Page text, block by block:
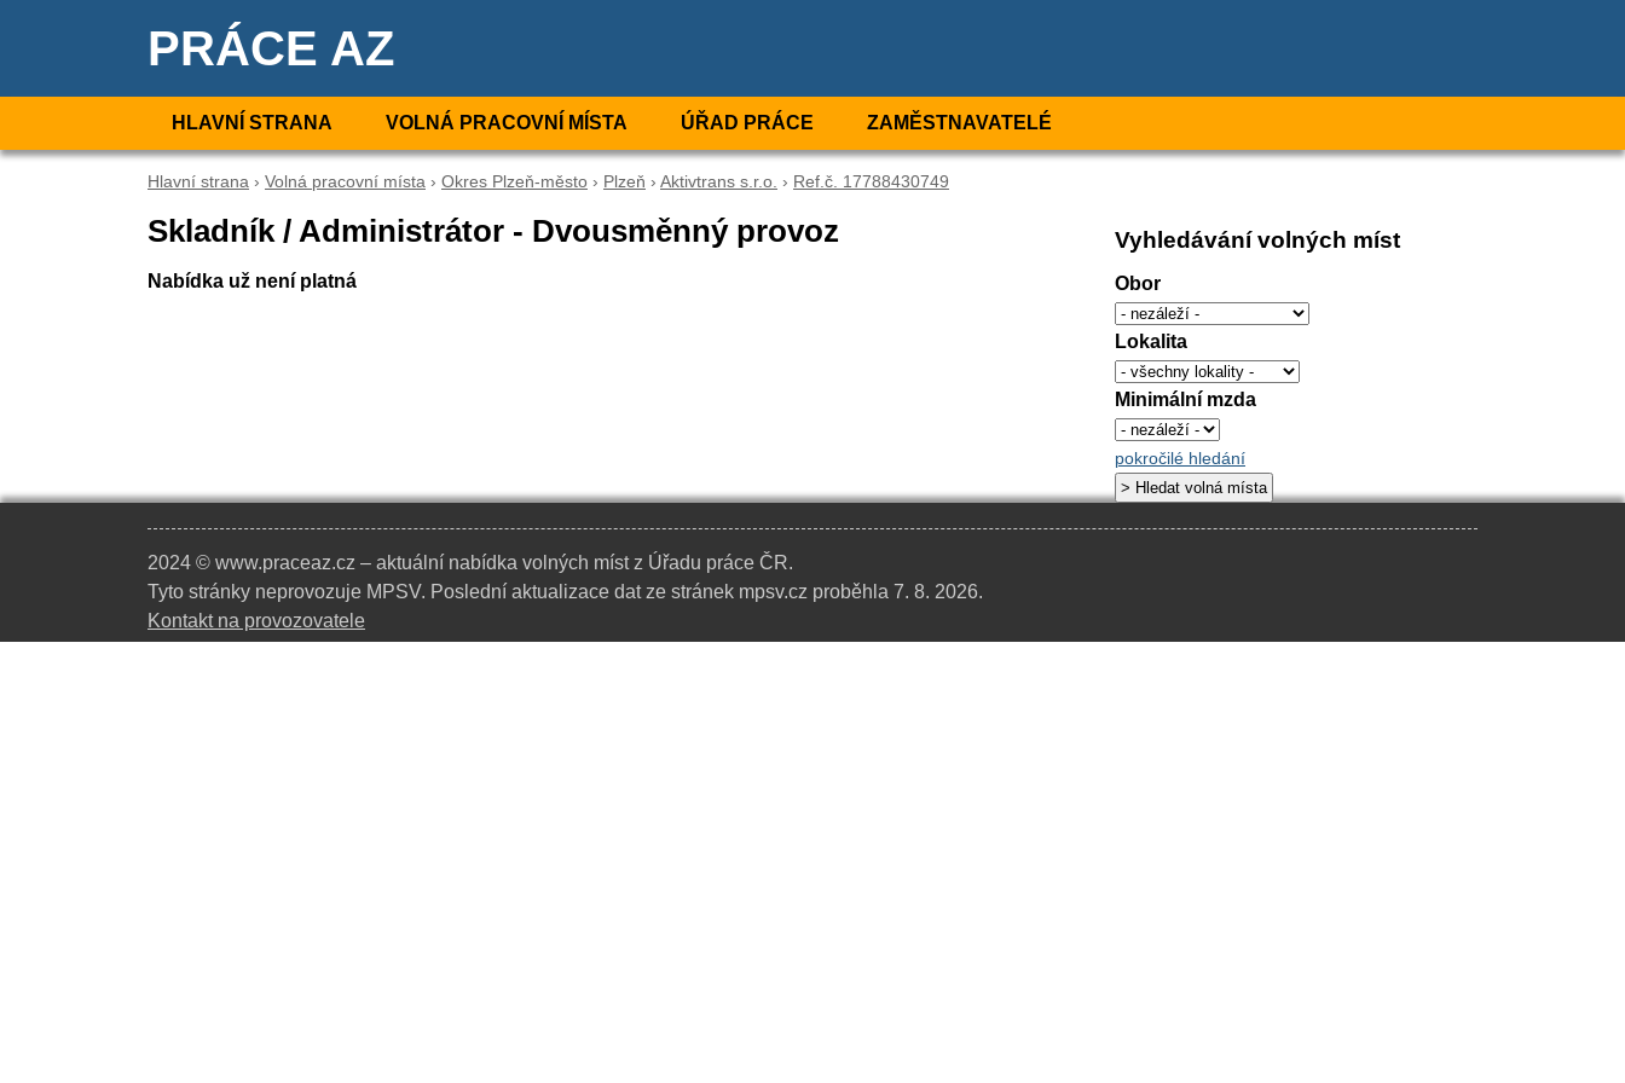
PRÁCE AZ
HLAVNÍ STRANA VOLNÁ PRACOVNÍ MÍSTA ÚŘAD PRÁCE ZAMĚSTNAVATELÉ
Hlavní strana › Volná pracovní místa › Okres Plzeň-město › Plzeň › Aktivtrans s.r.o. › Ref.č. 17788430749
Skladník / Administrátor - Dvousměnný provoz
Nabídka už není platná
Vyhledávání volných míst
Obor
Lokalita
Minimální mzda
pokročilé hledání
2024 © www.praceaz.cz – aktuální nabídka volných míst z Úřadu práce ČR.
Tyto stránky neprovozuje MPSV. Poslední aktualizace dat ze stránek mpsv.cz proběhla 7. 8. 2026.
Kontakt na provozovatele